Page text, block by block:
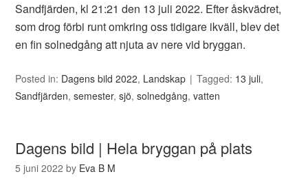
Sandfjärden, kl 21:21 den 13 juli 2022. Efter åskvädret,
som drog förbi runt omkring oss tidigare ikväll, blev det
en fin solnedgång att njuta av nere vid bryggan.
Posted in: Dagens bild 2022, Landskap Tagged: 13 juli,
Sandfjärden,semester,sjö,solnedgång,vatten
Dagens bild | Hela bryggan på plats
5 juni 2022 by Eva B M